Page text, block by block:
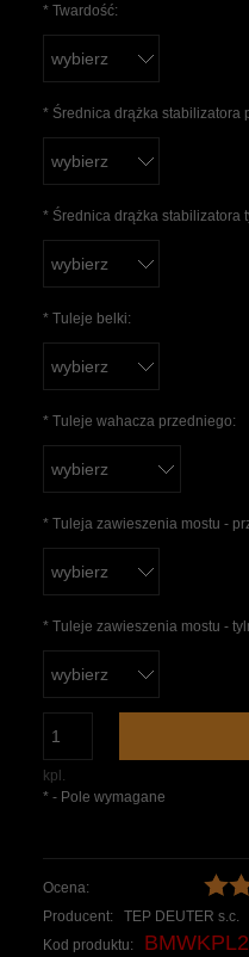
* Twardość:
* Średnica drążka stabilizatora
* Średnica drążka stabilizatora
* Tuleje belki:
* Tuleje wahacza przedniego:
* Tuleja zawieszenia mostu -
* Tuleje zawieszenia mostu -
kpl.
* - Pole wymagane
Ocena:
Producent:
TEP DEUTER s.c.
Kod produktu:
BMWKPL2